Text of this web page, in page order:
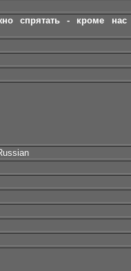
спрятать - кроме нас